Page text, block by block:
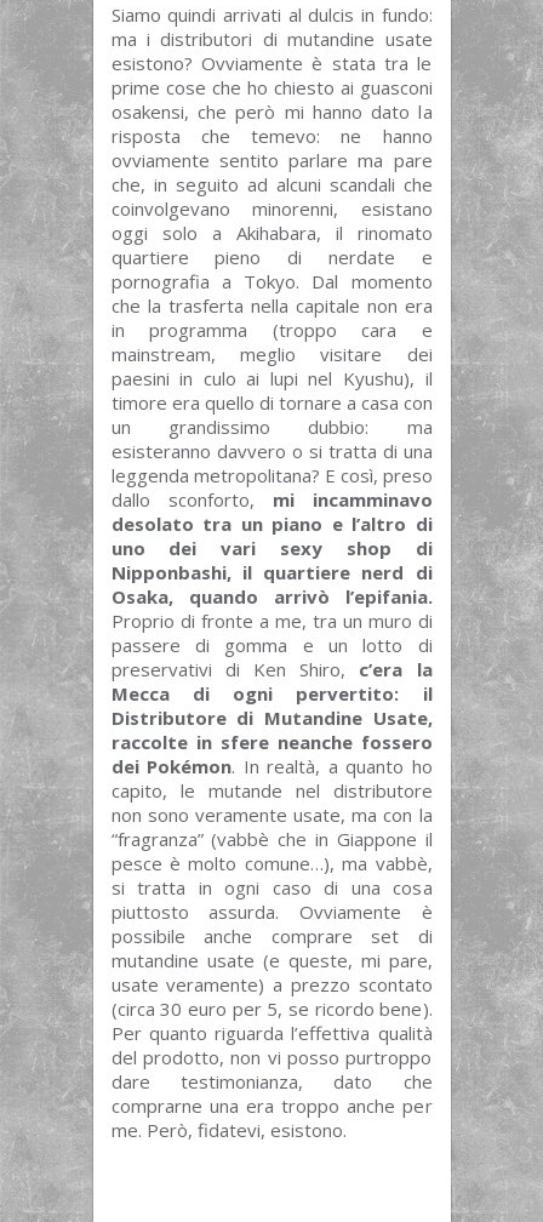
Siamo quindi arrivati al dulcis in fundo:
ma i distributori di mutandine usate
esistono? Ovviamente è stata tra le
prime cose che ho chiesto ai guasconi
osakensi, che però mi hanno dato la
risposta che temevo: ne hanno
ovviamente sentito parlare ma pare
che, in seguito ad alcuni scandali che
coinvolgevano minorenni, esistano
oggi solo a Akihabara, il rinomato
quartiere pieno di nerdate e
pornografia a Tokyo. Dal momento
che la trasferta nella capitale non era
in programma (troppo cara e
mainstream, meglio visitare dei
paesini in culo ai lupi nel Kyushu), il
timore era quello di tornare a casa con
un grandissimo dubbio: ma
esisteranno davvero o si tratta di una
leggenda metropolitana? E così, preso
dallo sconforto, mi incamminavo
desolato tra un piano e l’altro di
uno dei vari sexy shop di
Nipponbashi, il quartiere nerd di
Osaka, quando arrivò l’epifania.
Proprio di fronte a me, tra un muro di
passere di gomma e un lotto di
preservativi di Ken Shiro, c’era la
Mecca di ogni pervertito: il
Distributore di Mutandine Usate,
raccolte in sfere neanche fossero
dei Pokémon. In realtà, a quanto ho
capito, le mutande nel distributore
non sono veramente usate, ma con la
“fragranza” (vabbè che in Giappone il
pesce è molto comune…), ma vabbè,
si tratta in ogni caso di una cosa
piuttosto assurda. Ovviamente è
possibile anche comprare set di
mutandine usate (e queste, mi pare,
usate veramente) a prezzo scontato
(circa 30 euro per 5, se ricordo bene).
Per quanto riguarda l’effettiva qualità
del prodotto, non vi posso purtroppo
dare testimonianza, dato che
comprarne una era troppo anche per
me. Però, fidatevi, esistono.